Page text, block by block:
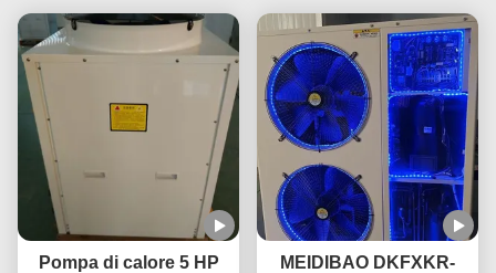
Pompa di calore 5 HP
MEIDIBAO DKFXKR-